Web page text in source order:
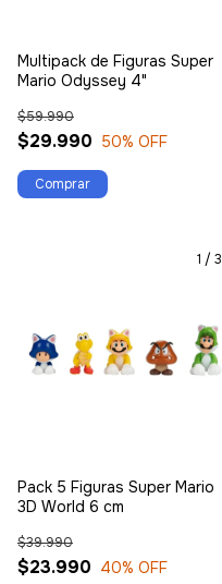
Multipack de Figuras Super
Mario Odyssey 4"
$29.990
$59.990
50% OFF
1 / 3
Pack 5 Figuras Super Mario
3D World 6 cm
$23.990
$39.990
40% OFF